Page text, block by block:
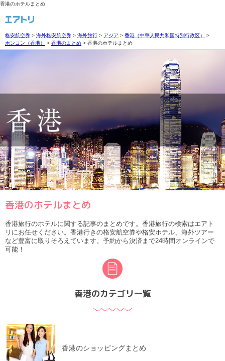
香港のホテルまとめ
格安航空券 > 海外格安航空券 > 海外旅行 > アジア > 香港（中華人民共和国特別行政区）
>
ホンコン（香港）
> 香港のまとめ > 香港のホテルまとめ
香港のホテルまとめ
香港旅行のホテルに関する記事のまとめです。香港旅行の検索はエアト
リにお任せください。香港行きの格安航空券や格安ホテル、海外ツアー
など豊富に取りそろえています。予約から決済まで24時間オンラインで
可能！
香港のカテゴリ一覧
香港のショッピングまとめ